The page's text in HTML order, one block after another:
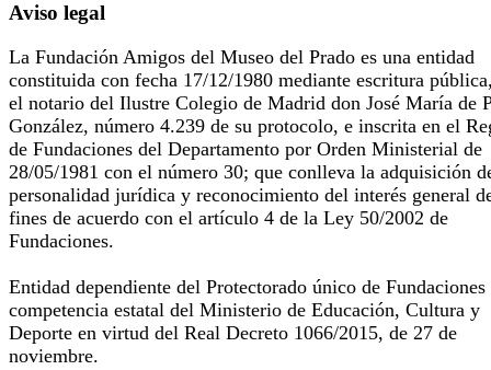
Aviso legal
La Fundación Amigos del Museo del Prado es una entidad
constituida con fecha 17/12/1980 mediante escritura
el notario del Ilustre Colegio de Madrid don José María de
González, número 4.239 de su protocolo, e inscrita en el
de Fundaciones del Departamento por Orden Ministerial de
28/05/1981 con el número 30; que conlleva la adquisición
personalidad jurídica y reconocimiento del interés general
fines de acuerdo con el artículo 4 de la Ley 50/2002 de
Fundaciones.
Entidad dependiente del Protectorado único de Fundaciones
competencia estatal del Ministerio de Educación, Cultura y
Deporte en virtud del Real Decreto 1066/2015, de 27 de
noviembre.